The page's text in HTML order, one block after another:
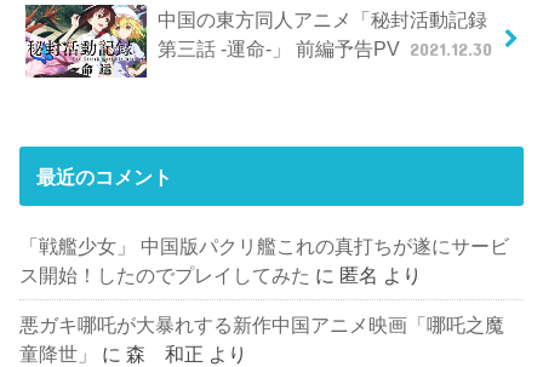
中国の東方同人アニメ「秘封活動記録
第三話 -運命-」 前編予告PV 2021.12.30
最近のコメント
「戦艦少女」 中国版パクリ艦これの真打ちが遂にサービ
ス開始！したのでプレイしてみた に 匿名 より
悪ガキ哪吒が大暴れする新作中国アニメ映画「哪吒之魔
童降世」
に森 和正 より